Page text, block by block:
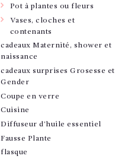
Pot à plantes ou fleurs
Vases, cloches et
contenants
cadeaux Maternité, shower et
naissance
cadeaux surprises Grosesse et
Gender
Coupe en verre
Cuisine
Diffuseur d'huile essentiel
Fausse Plante
flasque